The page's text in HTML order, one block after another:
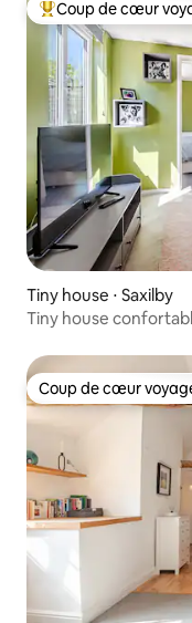
Coups de cœur
Coup de cœur
Tiny house ⋅ Saxilby
Tiny house
Coup de cœur
Coup de cœur